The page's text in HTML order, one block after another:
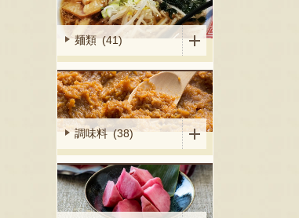
麺類 (41)
調味料 (38)